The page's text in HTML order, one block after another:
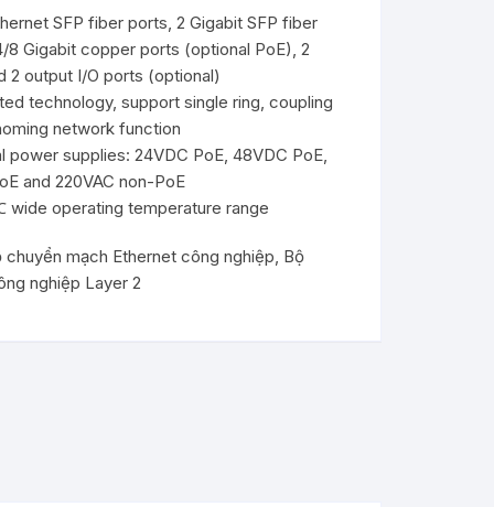
1G
10G
TVI
VGA
sang
sang
Chassis
đổi Serial
quang
SFP fiber ports, 2 Gigabit SFP fiber
Gigabit copper ports (optional PoE), 2
2 output I/O ports (optional)
technology, support single ring, coupling
network function
power supplies: 24VDC PoE, 48VDC PoE,
and 220VAC non-PoE
operating temperature range
chuyển mạch Ethernet công nghiệp, Bộ
nghiệp Layer 2